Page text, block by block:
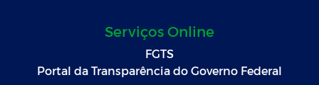
Serviços Online
FGTS
Portal da Transparência do Governo Federal